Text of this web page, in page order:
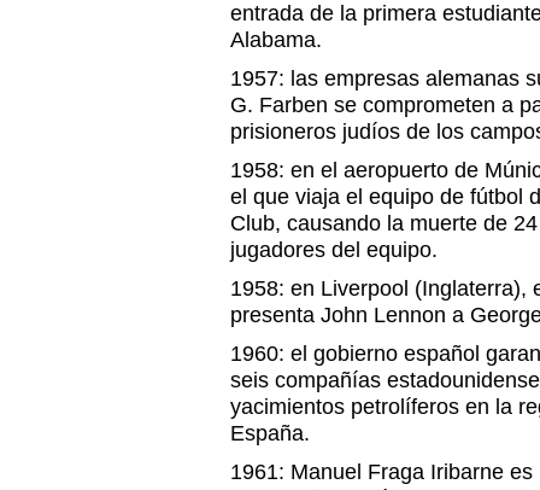
entrada de la primera
Alabama.
1957: las empresas alemanas
G. Farben se comprometen a
prisioneros judíos de los
1958: en el aeropuerto de
el que viaja el equipo de fútbol
Club, causando la muerte de
jugadores del equipo.
1958: en Liverpool (Inglaterra),
presenta John Lennon a
1960: el gobierno español
seis compañías
yacimientos petrolíferos en la
España.
1961: Manuel Fraga Iribarne